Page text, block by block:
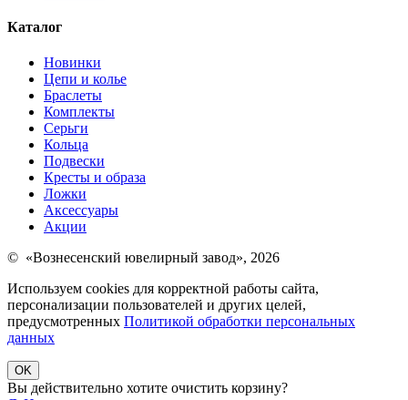
Каталог
Новинки
Цепи и колье
Браслеты
Комплекты
Серьги
Кольца
Подвески
Кресты и образа
Ложки
Аксессуары
Акции
© «Вознесенский ювелирный завод», 2026
Используем cookies для корректной работы сайта,
персонализации пользователей и других целей,
предусмотренных Политикой обработки персональных
данных
OK
Вы действительно хотите очистить корзину?